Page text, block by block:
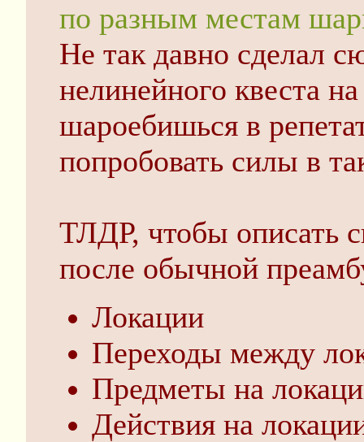
по разным местам
Не так давно сделал
нелинейного квеста
шароебишься в
попробовать силы в
ТЛДР, чтобы описать
после обычной
Локации
Переходы между
Предметы на
Действия на